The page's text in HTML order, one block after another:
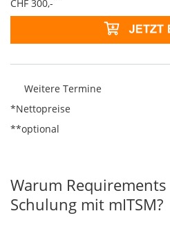
CHF 300,-
Weitere Termine
*Nettopreise
**optional
Warum
Schulung mit mITSM?